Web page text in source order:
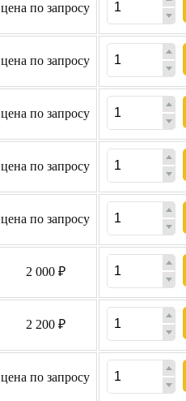
цена по запросу
цена по запросу
цена по запросу
цена по запросу
цена по запросу
2 000 ₽
2 200 ₽
цена по запросу